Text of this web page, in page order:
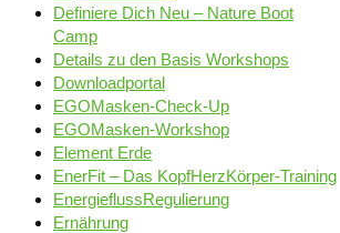
Definiere Dich Neu – Nature Boot
Camp
Details zu den Basis Workshops
Downloadportal
EGOMasken-Check-Up
EGOMasken-Workshop
Element Erde
EnerFit – Das KopfHerzKörper-Training
EnergieflussRegulierung
Ernährung